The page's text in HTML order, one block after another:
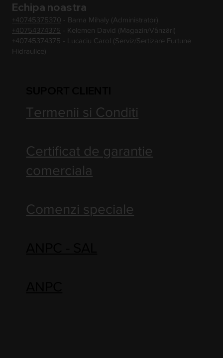
Echipa noastra
+40745375370 - Barna Mihaly (Administrator)
+40754374375 - Kelemen David (Magazin/Vânzări)
+40745374375 - Lucaciu Carol (Serviz/Sertizare Furtune
Hidraulice)
Termenii si Conditi
Certificat de garantie
comerciala
Comenzi speciale